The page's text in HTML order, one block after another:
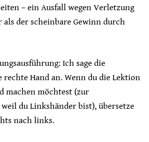
– ein Ausfall wegen Verletzung
der scheinbare Gewinn durch
Ich sage die
rechte Hand an. Wenn du die Lektion
machen möchtest (zur
du Linkshänder bist), übersetze
nach links.